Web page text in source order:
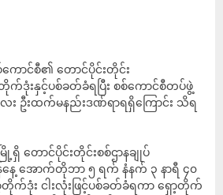
ကောင်စီ၏ တောင်ပိုင်းတိုင်း
က်ဒုံးနှင့်ပစ်ခတ်ခံရပြီး စစ်ကောင်စီတပ်ဖွဲ့
ေး ဦးထက်မနည်းဒဏ်ရာရရှိကြောင်း သိရ
ရှိ တောင်ပိုင်းတိုင်းစစ်ဌာနချုပ်
အောက်တိုဘာ ၅ ရက်‌ နံနက် ၃ နာရီ ၄၀
တိုက်ဒုံး ငါးလုံးဖြင့်ပစ်ခတ်ခံရကာ ရှော့တိုက်